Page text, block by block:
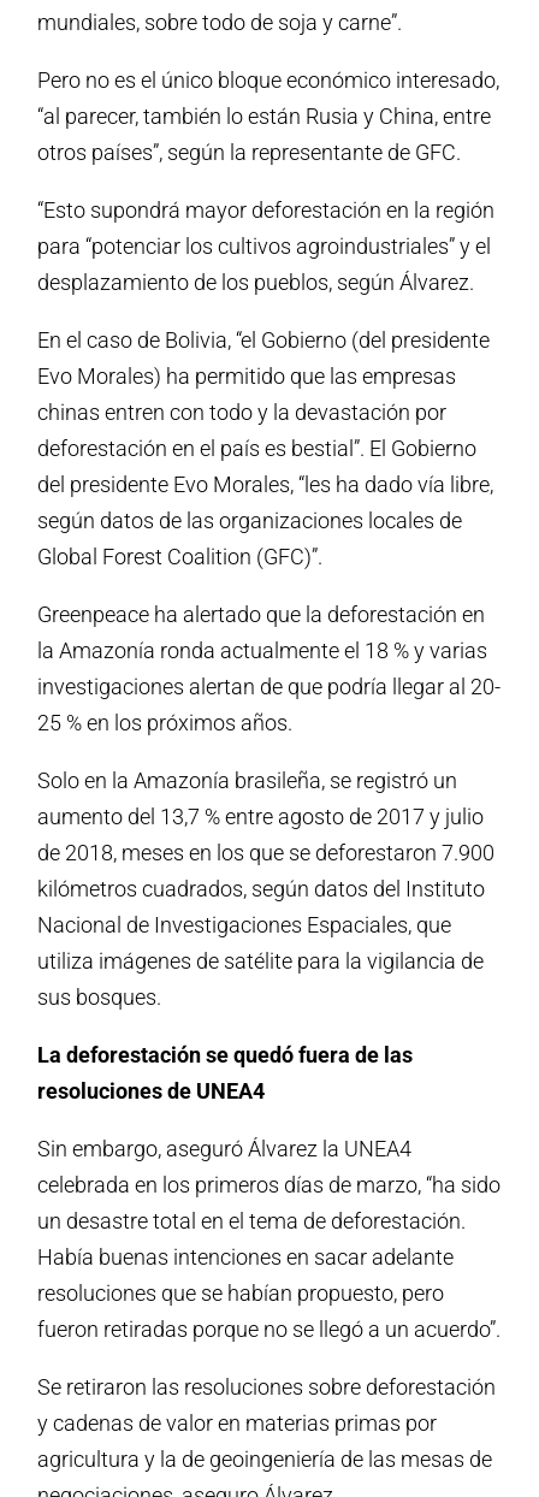
mundiales, sobre todo de soja y carne”.
Pero no es el único bloque económico interesado,
“al parecer, también lo están Rusia y China, entre
otros países”, según la representante de GFC.
“Esto supondrá mayor deforestación en la región
para “potenciar los cultivos agroindustriales” y el
desplazamiento de los pueblos, según Álvarez.
En el caso de Bolivia, “el Gobierno (del presidente
Evo Morales) ha permitido que las empresas
chinas entren con todo y la devastación por
deforestación en el país es bestial”. El Gobierno
del presidente Evo Morales, “les ha dado vía libre,
según datos de las organizaciones locales de
Global Forest Coalition (GFC)”.
Greenpeace ha alertado que la deforestación en
la Amazonía ronda actualmente el 18 % y varias
investigaciones alertan de que podría llegar al 20-
25 % en los próximos años.
Solo en la Amazonía brasileña, se registró un
aumento del 13,7 % entre agosto de 2017 y julio
de 2018, meses en los que se deforestaron 7.900
kilómetros cuadrados, según datos del Instituto
Nacional de Investigaciones Espaciales, que
utiliza imágenes de satélite para la vigilancia de
sus bosques.
La deforestación se quedó fuera de las
resoluciones de UNEA4
Sin embargo, aseguró Álvarez la UNEA4
celebrada en los primeros días de marzo, “ha sido
un desastre total en el tema de deforestación.
Había buenas intenciones en sacar adelante
resoluciones que se habían propuesto, pero
fueron retiradas porque no se llegó a un acuerdo”.
Se retiraron las resoluciones sobre deforestación
y cadenas de valor en materias primas por
agricultura y la de geoingeniería de las mesas de